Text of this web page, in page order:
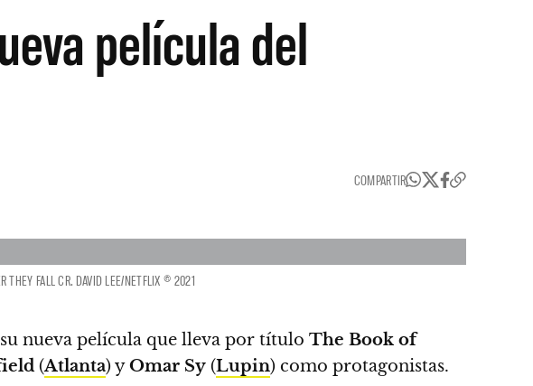
película del
COMPARTIR
THEY FALL CR. DAVID LEE/NETFLIX © 2021
nueva película que lleva por título The Book of
(Atlanta) yOmar Sy (Lupin) como protagonistas.